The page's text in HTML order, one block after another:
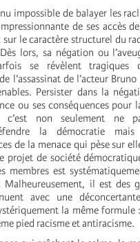
impossible de balayer les
de ses accès
le caractère structurel du
lors, sa négation ou
se révèlent
l’assassinat de l’acteur
Persister dans la
ou ses conséquences pour
c’est non seulement ne
la démocratie mais
de la menace qui pèse sur
projet de société
membres est
il est des
avec une
la même formule
pied racisme et antiracisme.